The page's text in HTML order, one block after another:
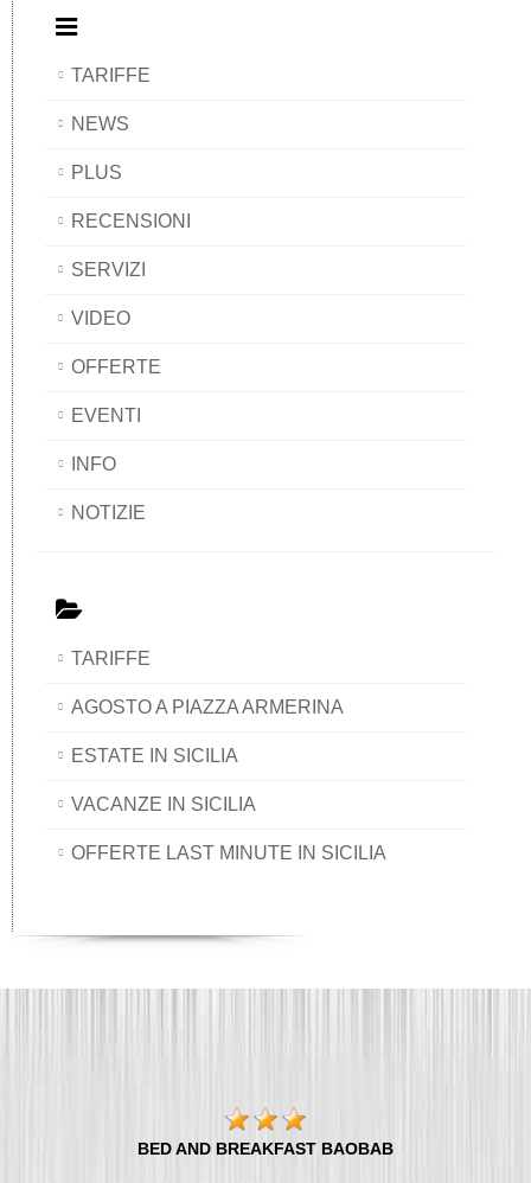
TARIFFE
NEWS
PLUS
RECENSIONI
SERVIZI
VIDEO
OFFERTE
EVENTI
INFO
NOTIZIE
TARIFFE
AGOSTO A PIAZZA ARMERINA
ESTATE IN SICILIA
VACANZE IN SICILIA
OFFERTE LAST MINUTE IN SICILIA
BED AND BREAKFAST BAOBAB